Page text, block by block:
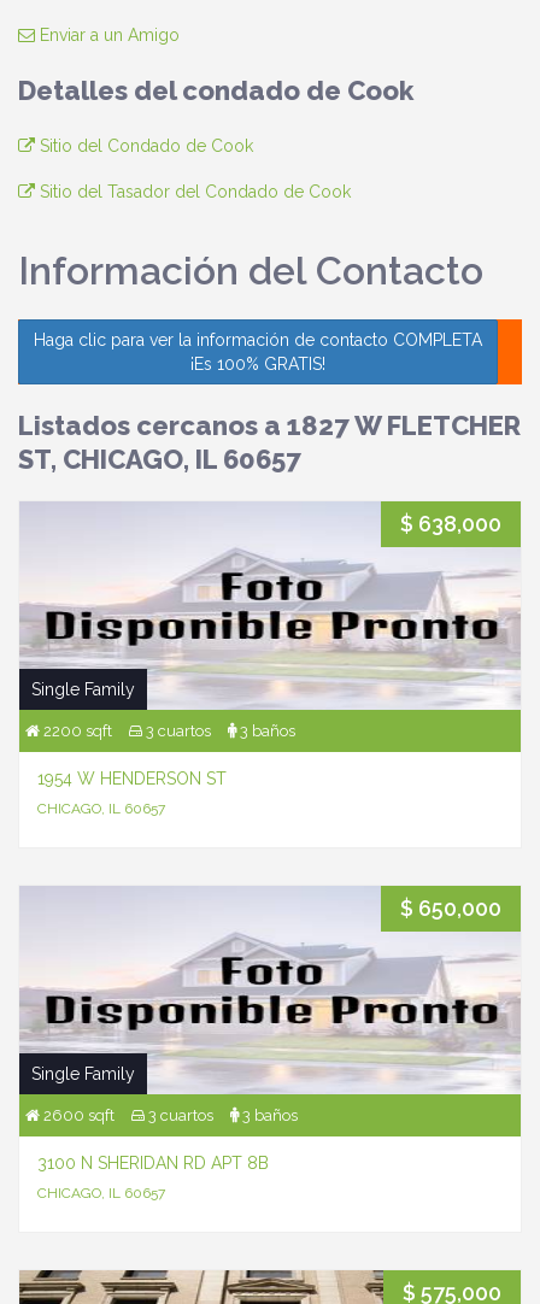
Enviar a un Amigo
Detalles del condado de Cook
Sitio del Condado de Cook
Sitio del Tasador del Condado de Cook
Información del Contacto
Haga clic para ver la información de contacto COMPLETA
¡Es 100% GRATIS!
Listados cercanos a 1827 W FLETCHER
ST, CHICAGO, IL 60657
$ 638,000
Single Family
2200 sqft 3 cuartos 3 baños
1954 W HENDERSON ST
CHICAGO, IL 60657
$ 650,000
Single Family
2600 sqft 3 cuartos 3 baños
3100 N SHERIDAN RD APT 8B
CHICAGO, IL 60657
$ 575,000